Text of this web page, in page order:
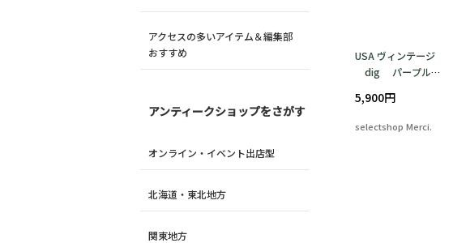
USA ヴィンテージ
dig パープル
コットン パープ
ル ブルー 両面
プリント ケロッ
5,900円
selectshop Merci.
アクセスの多いアイテム＆編集部
おすすめ
アンティークショップをさがす
オンライン・イベント出店型
北海道・東北地方
関東地方